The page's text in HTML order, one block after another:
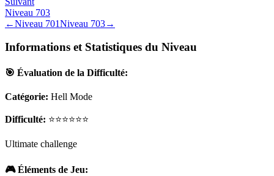
Niveau 703
←Niveau 701Niveau 703→
Informations et Statistiques du Niveau
🎯 Évaluation de la Difficulté:
Catégorie: Hell Mode
Difficulté: ⭐⭐⭐⭐⭐⭐
Ultimate challenge
🎮 Éléments de Jeu: